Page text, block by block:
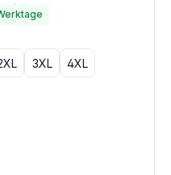
3XL 4XL